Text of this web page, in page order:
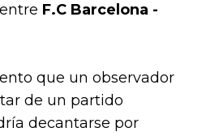
F.C Barcelona -
que un observador
de un partido
decantarse por